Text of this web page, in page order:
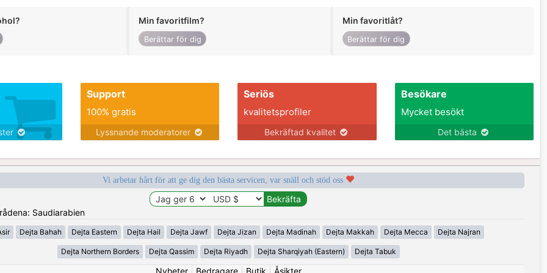
Min favoritfilm?
Berättar för dig
Min favoritlåt?
Berättar för dig
Support
100% gratis
Lyssnande moderatorer
Seriös
kvalitetsprofiler
Bekräftad kvalitet
Besökare
Mycket besökt
Det bästa
Vi arbetar hårt för att ge dig den bästa servicen, var snäll och stöd oss
Saudiarabien
Dejta Bahah Dejta Eastern Dejta Hail Dejta Jawf Dejta Jizan Dejta Madinah Dejta Makkah Dejta Mecca Dejta Najran
Dejta Northern Borders Dejta Qassim Dejta Riyadh Dejta Sharqiyah (Eastern) Dejta Tabuk
Nyheter| Bedragare| Butik Åsikter